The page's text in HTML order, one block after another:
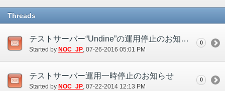
Threads
テストサーバー“Undine”の運用停止のお知らせ(7/26)
Started by NOC_JP ‎, 07-26-2016 05:01 PM
0
テストサーバー運用一時停止のお知らせ
Started by NOC_JP‎, 07-22-2014 12:13 PM
0